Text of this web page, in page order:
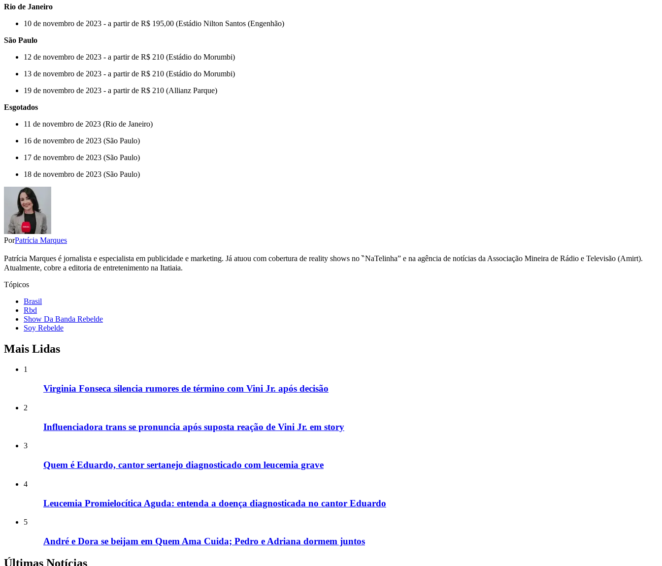
Rio de Janeiro
10 de novembro de 2023 - a partir de R$ 195,00 (Estádio Nilton Santos (Engenhão)
São Paulo
12 de novembro de 2023 - a partir de R$ 210 (Estádio do Morumbi)
13 de novembro de 2023 - a partir de R$ 210 (Estádio do Morumbi)
19 de novembro de 2023 - a partir de R$ 210 (Allianz Parque)
Esgotados
11 de novembro de 2023 (Rio de Janeiro)
16 de novembro de 2023 (São Paulo)
17 de novembro de 2023 (São Paulo)
18 de novembro de 2023 (São Paulo)
PorPatrícia Marques
Patrícia Marques é jornalista e especialista em publicidade e marketing. Já atuou com cobertura de reality shows no ‶NaTelinha” e na agência de notícias da Associação Mineira de Rádio e Televisão (Amirt).
Atualmente, cobre a editoria de entretenimento na Itatiaia.
Tópicos
Brasil
Rbd
Show Da Banda Rebelde
Soy Rebelde
Mais Lidas
1
Virginia Fonseca silencia rumores de término com Vini Jr. após decisão
2
Influenciadora trans se pronuncia após suposta reação de Vini Jr. em story
3
Quem é Eduardo, cantor sertanejo diagnosticado com leucemia grave
4
Leucemia Promielocítica Aguda: entenda a doença diagnosticada no cantor Eduardo
5
André e Dora se beijam em Quem Ama Cuida; Pedro e Adriana dormem juntos
Últimas Notícias